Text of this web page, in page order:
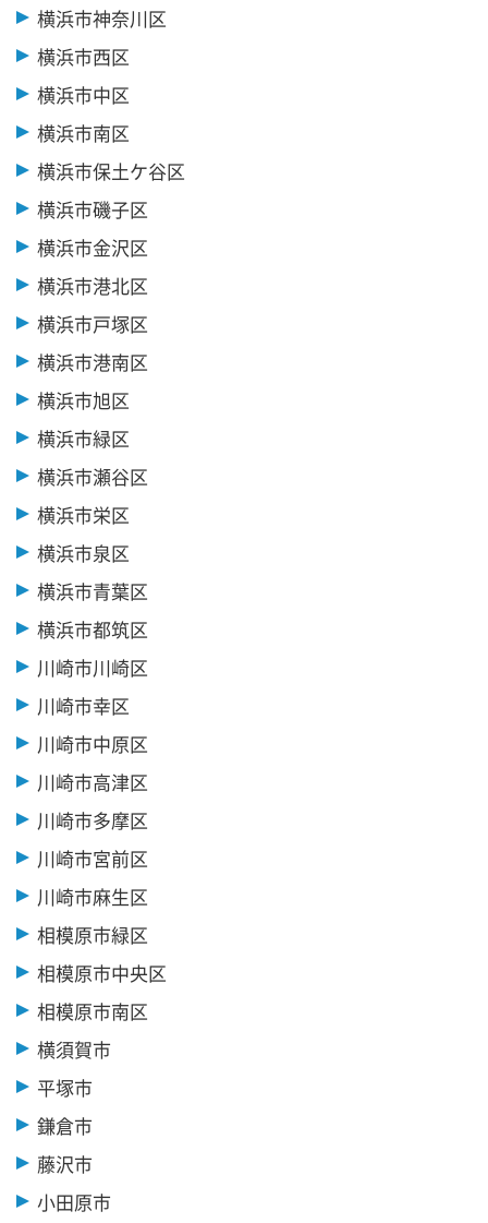
横浜市神奈川区
横浜市西区
横浜市中区
横浜市南区
横浜市保土ケ谷区
横浜市磯子区
横浜市金沢区
横浜市港北区
横浜市戸塚区
横浜市港南区
横浜市旭区
横浜市緑区
横浜市瀬谷区
横浜市栄区
横浜市泉区
横浜市青葉区
横浜市都筑区
川崎市川崎区
川崎市幸区
川崎市中原区
川崎市高津区
川崎市多摩区
川崎市宮前区
川崎市麻生区
相模原市緑区
相模原市中央区
相模原市南区
横須賀市
平塚市
鎌倉市
藤沢市
小田原市